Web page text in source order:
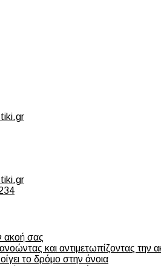
ακοή σας
και αντιμετωπίζοντας την
το δρόμο στην άνοια